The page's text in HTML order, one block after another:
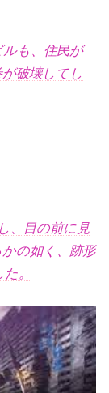
も、住民が
破壊してし
、目の前に見
の如く、跡形
。